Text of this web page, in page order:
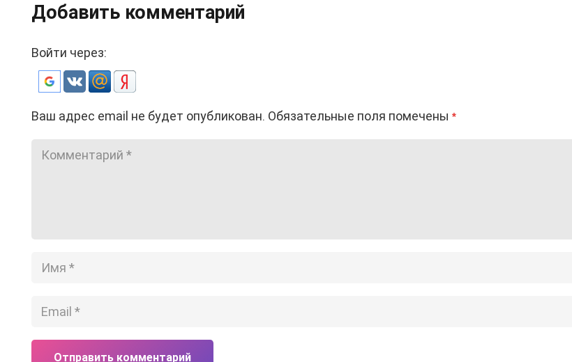
Добавить комментарий
Войти через:
Ваш адрес email не будет опубликован. Обязательные поля помечены *
Отправить комментарий